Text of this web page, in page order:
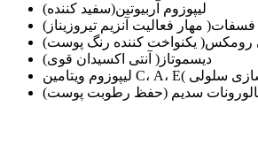
لیپوزوم آربیوتین(سفید کننده)
مهار فعالیت آنزیم تیروزیناز)
رومکس( یکنواخت کننده رنگ پوست)
دیسموتاز( آنتی اکسیدان قوی)
سدیم (حفظ رطوبت پوست)